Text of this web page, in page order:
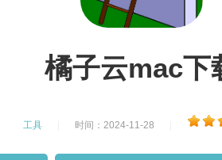
橘子云mac下
工具 时间：2024-11-28